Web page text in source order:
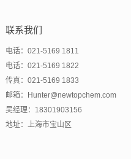
联系我们
电话：021-5169 1811
电话：021-5169 1822
传真：021-5169 1833
邮箱：Hunter@newtopchem.com
吴经理：18301903156
地址：上海市宝山区